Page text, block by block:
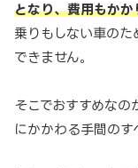
となり、費用もかか
乗りもしない車のた
できません。
そこでおすすめなの
にかかわる手間のす